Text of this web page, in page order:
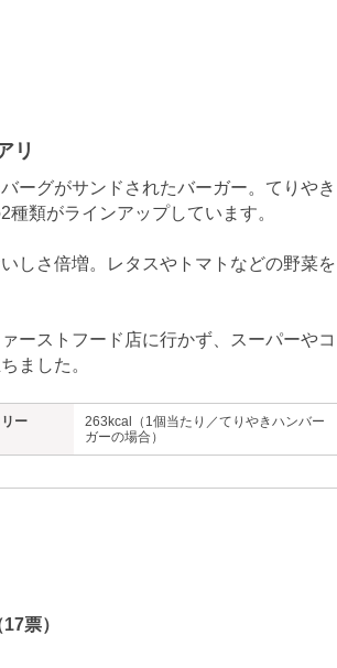
リ
ーグがサンドされたバーガー。てりやき
類がラインアップしています。
しさ倍増。レタスやトマトなどの野菜を
ーストフード店に行かず、スーパーやコ
ました。
ー
263kcal（1個当たり／てりやきハンバー
ガーの場合）
票）